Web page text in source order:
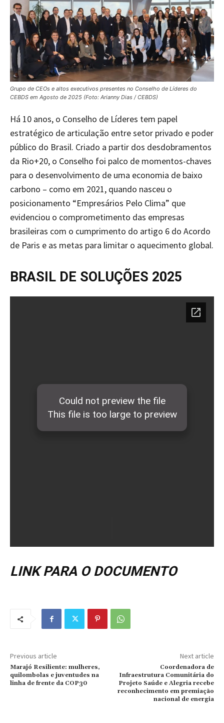
Grupo de CEOs e altos executivos presentes no Conselho de Líderes do
CEBDS em Agosto de 2025 (Foto: Arianny Dias / CEBDS)
Há 10 anos, o Conselho de Líderes tem papel
estratégico de articulação entre setor privado e poder
público do Brasil. Criado a partir dos desdobramentos
da Rio+20, o Conselho foi palco de momentos-chaves
para o desenvolvimento de uma economia de baixo
carbono – como em 2021, quando nasceu o
posicionamento “Empresários Pelo Clima” que
evidenciou o comprometimento das empresas
brasileiras com o cumprimento do artigo 6 do Acordo
de Paris e as metas para limitar o aquecimento global.
BRASIL DE SOLUÇÕES 2025
LINK PARA O DOCUMENTO
Previous article
Marajó Resiliente: mulheres,
quilombolas e juventudes na
linha de frente da COP30
Next article
Coordenadora de
Infraestrutura Comunitária do
Projeto Saúde e Alegria recebe
reconhecimento em premiação
nacional de energia